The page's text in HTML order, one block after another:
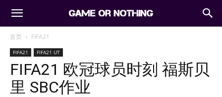
首页 FIFA21
FIFA21 FIFA21 UT
FIFA21 欧冠球员时刻 福斯贝
里 SBC作业